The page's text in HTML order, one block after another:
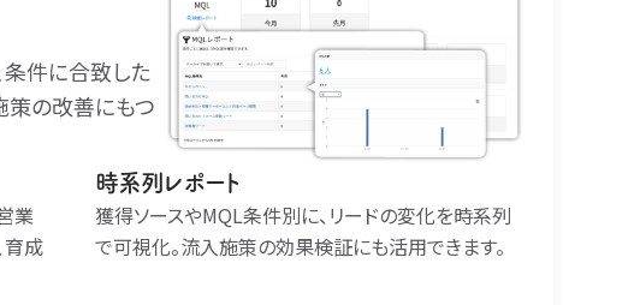
件に合致した
策の改善にもつ
業
育成
時系列レポート
獲得ソースやMQL条件別に、リードの変化を時系列
で可視化。流入施策の効果検証にも活用できます。